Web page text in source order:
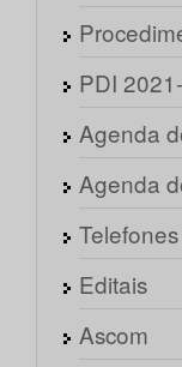
PDI
Agenda
Agenda
Telefones
Editais
Ascom